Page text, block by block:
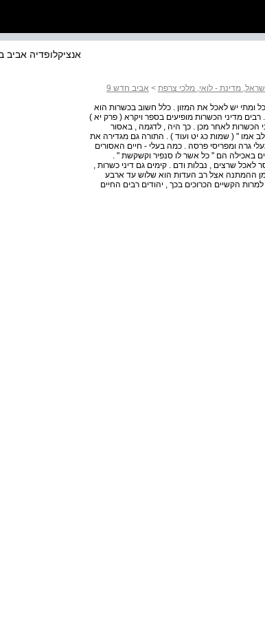
> אביב חדש 9
ומתי יש לאכל את המזון . כלל חשוב בכשרות הוא
מדיני הכשרות מופיעים בספר ויקרא ( פרק יא )
הכשרות לאחר מכן . כך היה , לדגמה , באסור
אמו " ( שמות כג יט ועוד ) . התורה גם מגדירה את
גרה ומפריסי פרסה . כמה בעלי - חיים האסורים
באכילה הם " כל אשר לו סנפיר וקשקשת " .
שרצים , נבלות ודם . קימים גם דיני כשרות ,
ההמתנה אצל רב העדות הוא שלוש עד ארבע
הקשיים הכרוכים בכך , יהודים רבים החיים
אנציקלופדיה אביב